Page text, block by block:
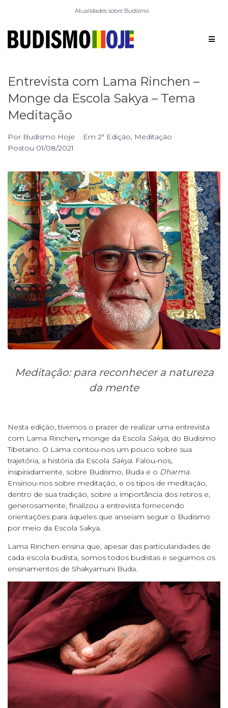
Atualidades sobre Budismo
Entrevista com Lama Rinchen –
Monge da Escola Sakya – Tema
Meditação
Por Budismo Hoje Em 2ª Edição, Meditação
Postou 01/08/2021
Meditação: para reconhecer a natureza
da mente
Nesta edição, tivemos o prazer de realizar uma entrevista
com Lama Rinchen, monge da Escola Sakya, do Budismo
Tibetano. O Lama contou-nos um pouco sobre sua
trajetória, a história da Escola Sakya. Falou-nos,
inspiradamente, sobre Budismo, Buda e o Dharma.
Ensinou-nos sobre meditação, e os tipos de meditação,
dentro de sua tradição, sobre a importância dos retiros e,
generosamente, finalizou a entrevista fornecendo
orientações para àqueles que anseiam seguir o Budismo
por meio da Escola Sakya.
Lama Rinchen ensina que, apesar das particularidades de
cada escola budista, somos todos budistas e seguimos os
ensinamentos de Shakyamuni Buda.